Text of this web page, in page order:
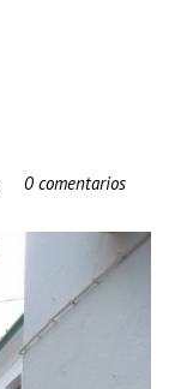
0 comentarios